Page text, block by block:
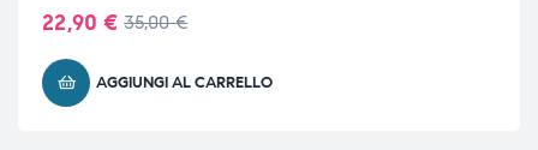
35,00€
22,90 €
AGGIUNGI AL CARRELLO